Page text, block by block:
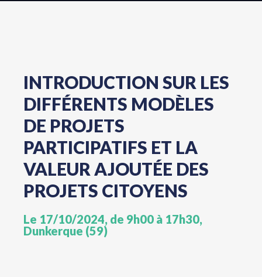
INTRODUCTION SUR LES
DIFFÉRENTS MODÈLES
DE PROJETS
PARTICIPATIFS ET LA
VALEUR AJOUTÉE DES
PROJETS CITOYENS
Le 17/10/2024, de 9h00 à 17h30,
Dunkerque (59)